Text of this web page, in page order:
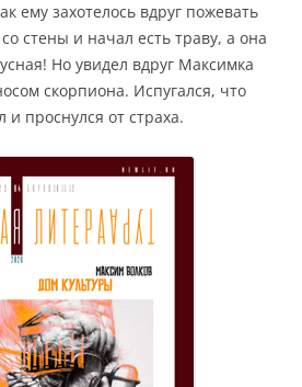
ему захотелось вдруг пожевать
стены и начал есть траву, а она
Но увидел вдруг Максимка
скорпиона. Испугался, что
и проснулся от страха.